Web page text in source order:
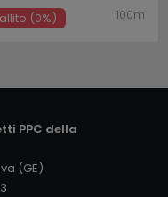
(0%) 100m
PPC della
(GE)